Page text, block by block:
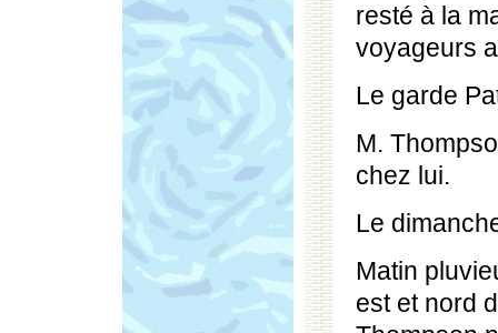
resté à la
voyageurs
Le garde
M.
chez lui.
Le
Matin
est et nord